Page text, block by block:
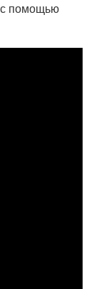
с помощью